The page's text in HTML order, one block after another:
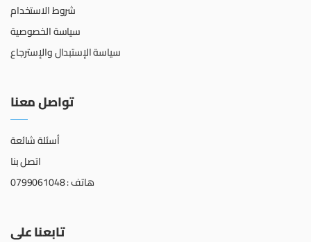
شروط الاستخدام
سياسة الخصوصية
سياسة الإستبدال والإسترجاع
تواصل معنا
أسئلة شائعة
اتصل بنا
هاتف : 0799061048
تابعنا على